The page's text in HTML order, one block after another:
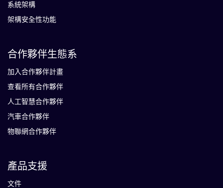
系統架構
架構安全性功能
合作夥伴生態系
加入合作夥伴計畫
查看所有合作夥伴
人工智慧合作夥伴
汽車合作夥伴
物聯網合作夥伴
產品支援
文件